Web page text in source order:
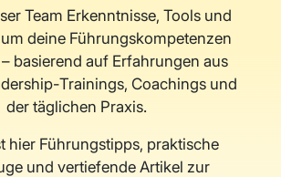
Team Erkenntnisse, Tools und
deine Führungskompetenzen
basierend auf Erfahrungen aus
Trainings, Coachings und
der täglichen Praxis.
hier Führungstipps, praktische
und vertiefende Artikel zur